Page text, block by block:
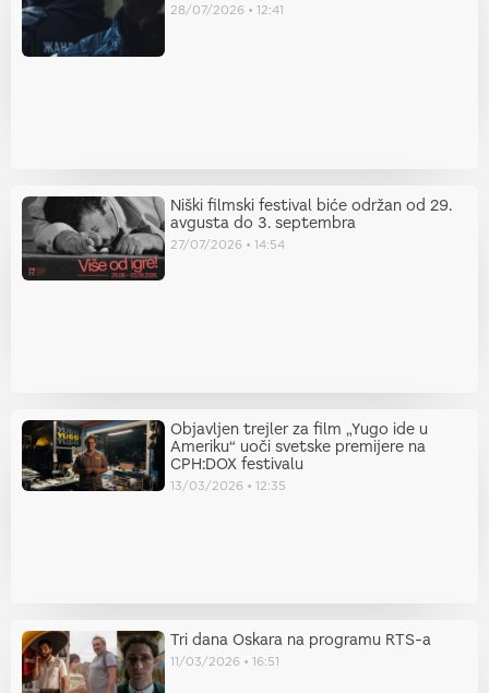
28/07/2026 12:41
Niški filmski festival biće održan od 29.
avgusta do 3. septembra
27/07/2026 14:54
Objavljen trejler za film „Yugo ide u
Ameriku“ uoči svetske premijere na
CPH:DOX festivalu
13/03/2026 12:35
Tri dana Oskara na programu RTS-a
11/03/2026 16:51